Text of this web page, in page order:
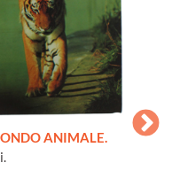
ANIMALE.